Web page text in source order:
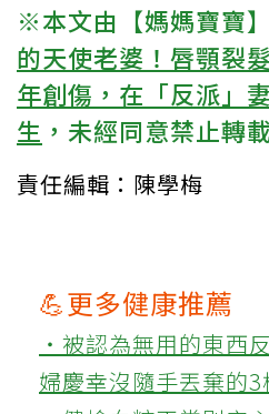
※本文由【媽媽寶寶
的天使老婆！唇顎裂
年創傷，在「反派」
生 ，未經同意禁止轉
責任編輯：陳學梅
💪更多健康推薦
‧被認為無用的東西
婦慶幸沒隨手丟棄的3